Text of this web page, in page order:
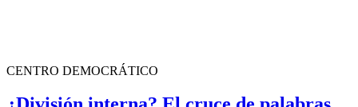
CENTRO DEMOCRÁTICO